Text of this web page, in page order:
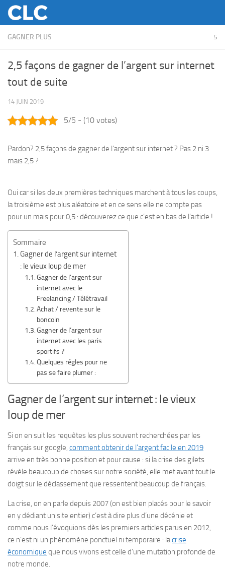
Skip to content
GAGNER PLUS 5
2,5 façons de gagner de l’argent sur internet
tout de suite
14 JUIN 2019
5/5 - (10 votes)
Pardon? 2,5 façons de gagner de l’argent sur internet ? Pas 2 ni 3
mais 2,5 ?
Oui car si les deux premières techniques marchent à tous les coups,
la troisième est plus aléatoire et en ce sens elle ne compte pas
pour un mais pour 0,5 : découverez ce que c’est en bas de l’article !
Sommaire
Gagner de l’argent sur internet
: le vieux loup de mer
Gagner de l’argent sur
internet avec le
Freelancing / Télétravail
Achat / revente sur le
boncoin
Gagner de l’argent sur
internet avec les paris
sportifs ?
Quelques régles pour ne
pas se faire plumer :
Gagner de l’argent sur internet : le vieux
loup de mer
Si on en suit les requêtes les plus souvent recherchées par les
français sur google, comment obtenir de l’argent facile en 2019
arrive en très bonne position et pour cause : si la crise des gilets
révèle beaucoup de choses sur notre société, elle met avant tout le
doigt sur le déclassement que ressentent beaucoup de français.
La crise, on en parle depuis 2007 (on est bien placés pour le savoir
en y dédiant un site entier) c’est à dire plus d’une décénie et
comme nous l’évoquions dès les premiers articles parus en 2012,
ce n’est ni un phénomène ponctuel ni temporaire : lacrise
économique que nous vivons est celle d’une mutation profonde de
notre monde.